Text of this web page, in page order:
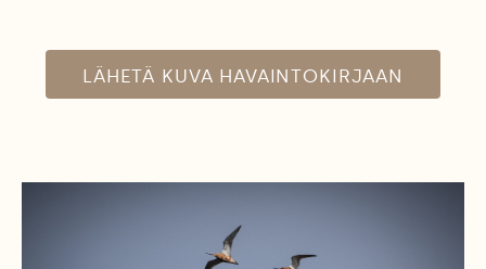
LÄHETÄ KUVA HAVAINTOKIRJAAN